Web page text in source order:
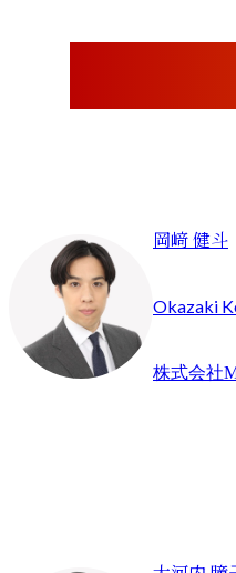
岡﨑 健斗
Okazaki
株式会社